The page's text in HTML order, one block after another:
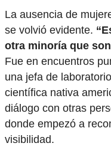
La ausencia de
se volvió evidente.
otra minoría que
Fue en encuentros
una jefa de
científica nativa
diálogo con otras
donde empezó a
visibilidad.